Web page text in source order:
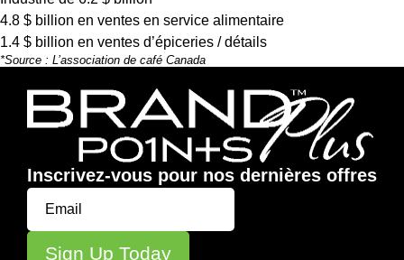
4.8 $ billion en ventes en service alimentaire
1.4 $ billion en ventes d’épiceries / détails
*Source : L’association de café Canada
Inscrivez-vous pour nos dernières offres